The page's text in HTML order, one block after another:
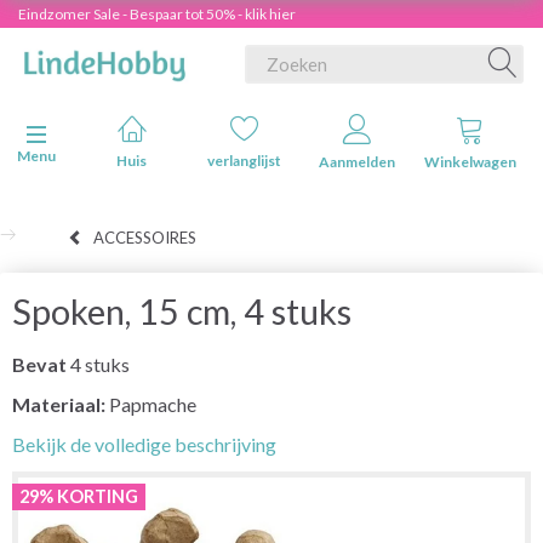
Eindzomer Sale - Bespaar tot 50% - klik hier
Navigatie in-/uitschakelen
Menu
Huis verlanglijst Aanmelden Winkelwagen
ACCESSOIRES
Spoken, 15 cm, 4 stuks
Bevat 4 stuks
Materiaal: Papmache
Bekijk de volledige beschrijving
29% KORTING